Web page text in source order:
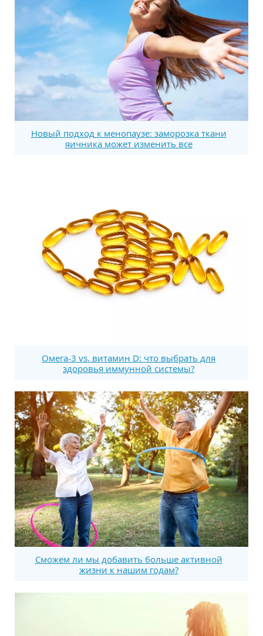
Новый подход к менопаузе: заморозка ткани
яичника может изменить все
Омега-3 vs. витамин D: что выбрать для
здоровья иммунной системы?
Сможем ли мы добавить больше активной
жизни к нашим годам?